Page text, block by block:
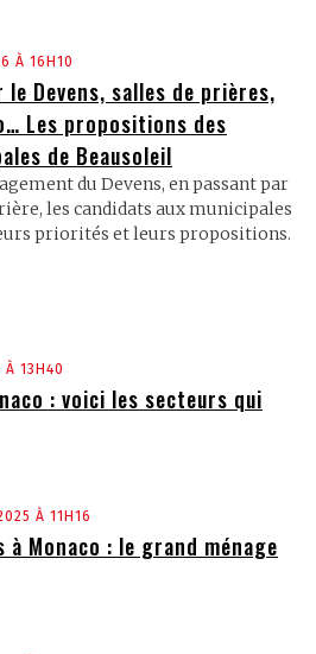
À 16H10
Devens, salles de prières,
Les propositions des
de Beausoleil
du Devens, en passant par
les candidats aux municipales
priorités et leurs propositions.
À 13H40
: voici les secteurs qui
À 11H16
Monaco : le grand ménage